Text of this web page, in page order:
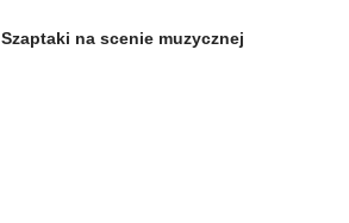
Szaptaki na scenie muzycznej